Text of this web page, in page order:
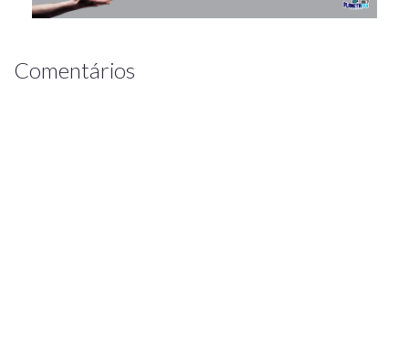
Comentários